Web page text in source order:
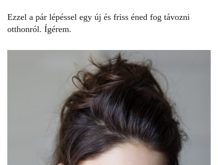
Ezzel a pár lépéssel egy új és friss éned fog távozni
otthonról. Ígérem.